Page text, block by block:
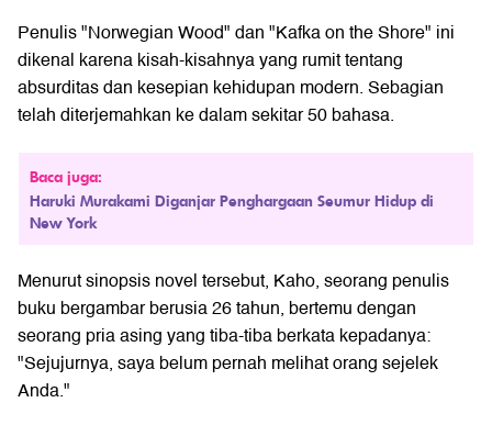
Penulis "Norwegian Wood" dan "Kafka on the Shore" ini
dikenal karena kisah-kisahnya yang rumit tentang
absurditas dan kesepian kehidupan modern. Sebagian
telah diterjemahkan ke dalam sekitar 50 bahasa.
Baca juga:
Haruki Murakami Diganjar Penghargaan Seumur Hidup di
New York
Menurut sinopsis novel tersebut, Kaho, seorang penulis
buku bergambar berusia 26 tahun, bertemu dengan
seorang pria asing yang tiba-tiba berkata kepadanya:
"Sejujurnya, saya belum pernah melihat orang sejelek
Anda."